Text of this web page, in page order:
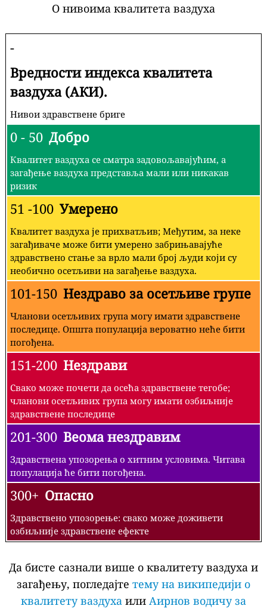
О нивоима квалитета ваздуха
-
Вредности индекса квалитета
ваздуха (АКИ).
Нивои здравствене бриге
0 - 50 Добро
Квалитет ваздуха се сматра задовољавајућим, а
загађење ваздуха представља мали или никакав
ризик
51 -100 Умерено
Квалитет ваздуха је прихватљив; Међутим, за неке
загађиваче може бити умерено забрињавајуће
здравствено стање за врло мали број људи који су
необично осетљиви на загађење ваздуха.
101-150 Нездраво за осетљиве групе
Чланови осетљивих група могу имати здравствене
последице. Општа популација вероватно неће бити
погођена.
151-200 Нездрави
Свако може почети да осећа здравствене тегобе;
чланови осетљивих група могу имати озбиљније
здравствене последице
201-300 Веома нездравим
Здравствена упозорења о хитним условима. Читава
популација ће бити погођена.
300+ Опасно
Здравствено упозорење: свако може доживети
озбиљније здравствене ефекте
Да бисте сазнали више о квалитету ваздуха и
загађењу, погледајте тему на википедији о
квалитету ваздуха или Аирнов водичу за